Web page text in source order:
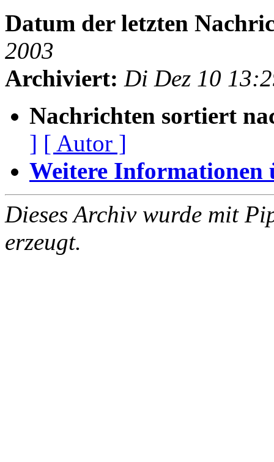
Datum der letzten
2003
Archiviert: Di Dez 10
Nachrichten sortiert
] [ Autor ]
Weitere Informationen
Dieses Archiv wurde mit
erzeugt.